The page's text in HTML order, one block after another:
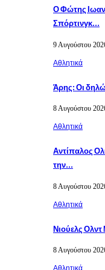
Ο Φώτης
Σπόρτινγκ…
9 Αυγούστου
Αθλητικά
Άρης: Οι
8 Αυγούστου
Αθλητικά
Αντίπαλος
την…
8 Αυγούστου
Αθλητικά
Νιούελς Ολντ
8 Αυγούστου
Αθλητικά